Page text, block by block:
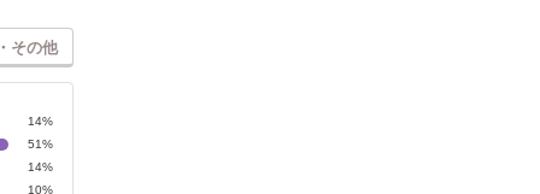
その他
14%
51%
14%
10%